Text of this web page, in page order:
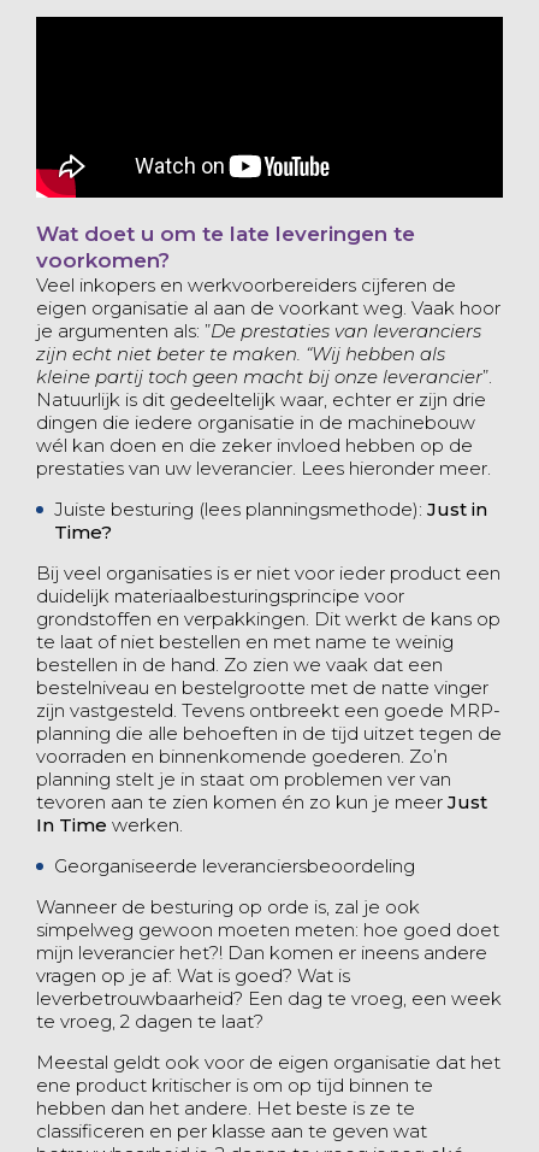
Wat doet u om te late leveringen te
voorkomen?
Veel inkopers en werkvoorbereiders cijferen de
eigen organisatie al aan de voorkant weg. Vaak hoor
je argumenten als: ”De prestaties van leveranciers
zijn echt niet beter te maken. “Wij hebben als
kleine partij toch geen macht bij onze leverancier”.
Natuurlijk is dit gedeeltelijk waar, echter er zijn drie
dingen die iedere organisatie in de machinebouw
wél kan doen en die zeker invloed hebben op de
prestaties van uw leverancier. Lees hieronder meer.
Juiste besturing (lees planningsmethode): Just in
Time?
Bij veel organisaties is er niet voor ieder product een
duidelijk materiaalbesturingsprincipe voor
grondstoffen en verpakkingen. Dit werkt de kans op
te laat of niet bestellen en met name te weinig
bestellen in de hand. Zo zien we vaak dat een
bestelniveau en bestelgrootte met de natte vinger
zijn vastgesteld. Tevens ontbreekt een goede MRP-
planning die alle behoeften in de tijd uitzet tegen de
voorraden en binnenkomende goederen. Zo’n
planning stelt je in staat om problemen ver van
tevoren aan te zien komen én zo kun je meer Just
In Time werken.
Georganiseerde leveranciersbeoordeling
Wanneer de besturing op orde is, zal je ook
simpelweg gewoon moeten meten: hoe goed doet
mijn leverancier het?! Dan komen er ineens andere
vragen op je af: Wat is goed? Wat is
leverbetrouwbaarheid? Een dag te vroeg, een week
te vroeg, 2 dagen te laat?
Meestal geldt ook voor de eigen organisatie dat het
ene product kritischer is om op tijd binnen te
hebben dan het andere. Het beste is ze te
classificeren en per klasse aan te geven wat